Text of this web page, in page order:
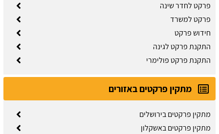
פרקט לחדר שינה
פרקט למשרד
חידוש פרקט
התקנת פרקט לגינה
התקנת פרקט פולימרי
מתקין פרקטים באזורים
מתקין פרקטים בירושלים
מתקין פרקטים באשקלון